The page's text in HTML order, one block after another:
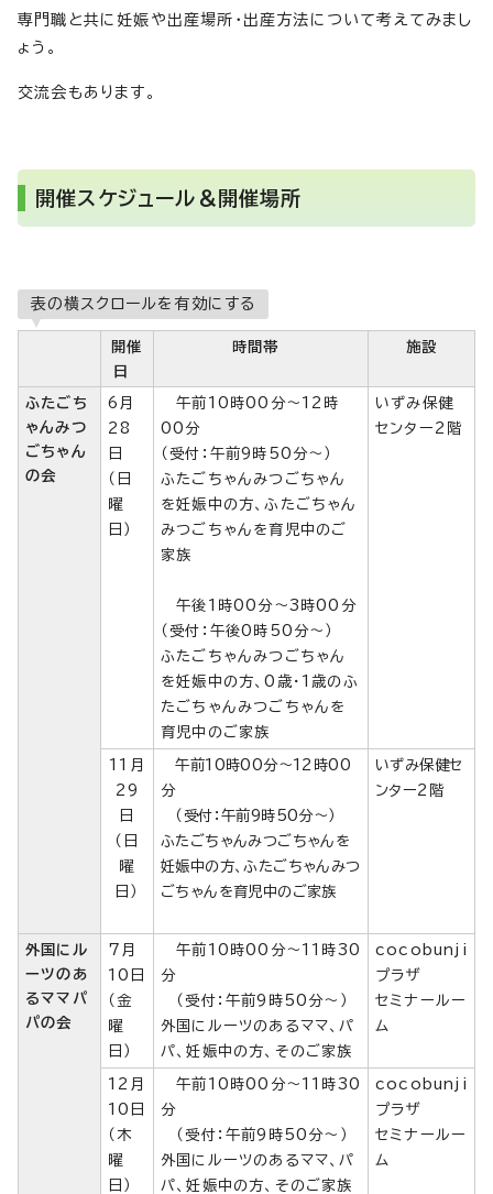
専門職と共に妊娠や出産場所・出産方法について考えてみまし
ょう。
交流会もあります。
開催スケジュール＆開催場所
表の横スクロールを有効にする
開催
日
時間帯 施設
ふたごち
ゃんみつ
ごちゃん
の会
6月
28
日
（日
曜
日）
午前10時00分～12時
00分
（受付：午前9時50分～）
ふたごちゃんみつごちゃん
を妊娠中の方、ふたごちゃん
みつごちゃんを育児中のご
家族
午後1時00分～3時00分
（受付：午後0時50分～）
ふたごちゃんみつごちゃん
を妊娠中の方、0歳・1歳のふ
たごちゃんみつごちゃんを
育児中のご家族
いずみ保健
センター2階
11月
29
日
（日
曜
日）
午前10時00分～12時00
分
（受付：午前9時50分～）
ふたごちゃんみつごちゃんを
妊娠中の方、ふたごちゃんみつ
ごちゃんを育児中のご家族
いずみ保健セ
ンター2階
外国にル
ーツのあ
るママパ
パの会
7月
10日
（金
曜
日）
午前10時00分～11時30
分
（受付：午前9時50分～）
外国にルーツのあるママ、パ
パ、妊娠中の方、そのご家族
cocobunji
プラザ
セミナールー
ム
12月
10日
（木
曜
日）
午前10時00分～11時30
分
（受付：午前9時50分～）
外国にルーツのあるママ、パ
パ、妊娠中の方、そのご家族
cocobunji
プラザ
セミナールー
ム